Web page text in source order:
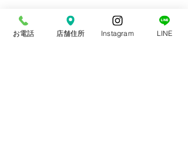
お電話 店舗住所 Instagram LINE